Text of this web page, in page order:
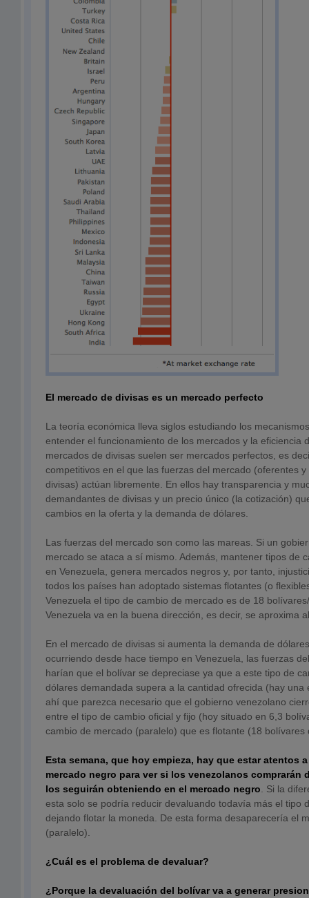
El mercado de divisas es un mercado perfecto
La teoría económica lleva siglos estudiando los
entender el funcionamiento de los mercados y la eficiencia
mercados de divisas suelen ser mercados perfectos, es
competitivos en el que las fuerzas del mercado (oferentes
divisas) actúan libremente. En ellos hay transparencia y
demandantes de divisas y un precio único (la cotización)
cambios en la oferta y la demanda de dólares.
Las fuerzas del mercado son como las mareas. Si un
mercado se ataca a sí mismo. Además, mantener tipos de
en Venezuela, genera mercados negros y, por tanto,
todos los países han adoptado sistemas flotantes (o
Venezuela el tipo de cambio de mercado es de 18
Venezuela va en la buena dirección, es decir, se aproxima
En el mercado de divisas si aumenta la demanda de
ocurriendo desde hace tiempo en Venezuela, las fuerzas
harían que el bolívar se depreciase ya que a este tipo de
dólares demandada supera a la cantidad ofrecida (hay una
ahí que parezca necesario que el gobierno venezolano
entre el tipo de cambio oficial y fijo (hoy situado en 6,3
cambio de mercado (paralelo) que es flotante (18 bolívares
Esta semana, que hoy empieza, hay que estar atentos
mercado negro para ver si los venezolanos comprarán
los seguirán obteniendo en el mercado negro . Si la
esta solo se podría reducir devaluando todavía más el tipo
dejando flotar la moneda. De esta forma desaparecería el
(paralelo).
¿Cuál es el problema de devaluar?
¿Porque la devaluación del bolívar va a generar